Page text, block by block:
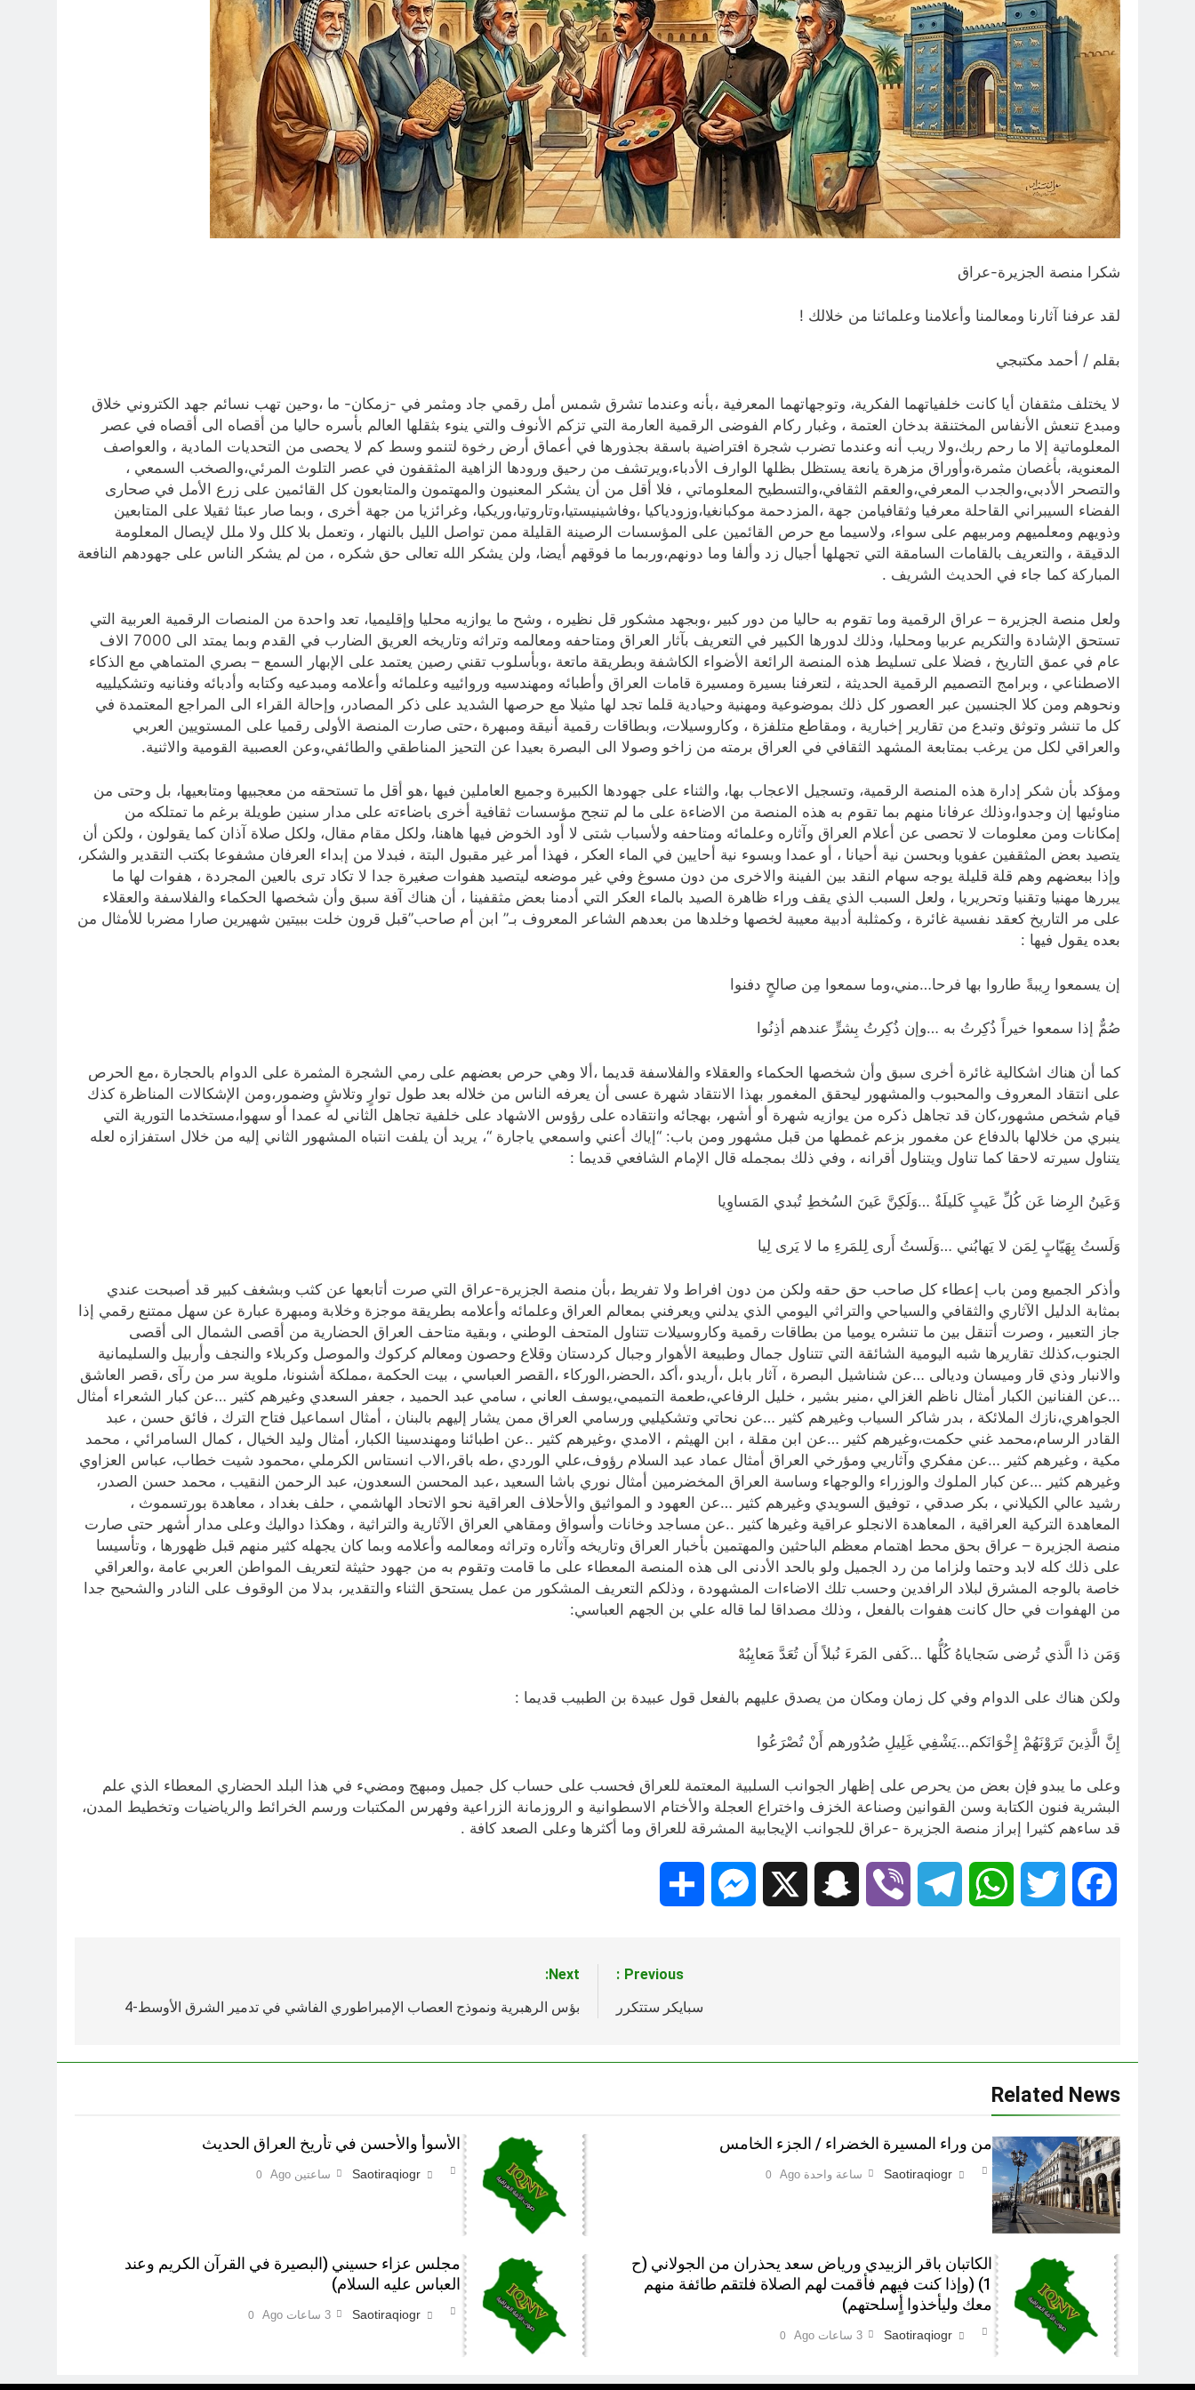
شكرا منصة الجزيرة-عراق
لقد عرفنا آثارنا ومعالمنا وأعلامنا وعلمائنا من خلالك !
بقلم / أحمد مكتبجي
لا يختلف مثقفان أيا كانت خلفياتهما الفكرية، وتوجهاتهما المعرفية ،بأنه وعندما تشرق شمس أمل رقمي جاد ومثمر في -زمكان- ما ،وحين تهب نسائم جهد الكتروني خلاق
ومبدع تنعش الأنفاس المختنقة بدخان العتمة ، وغبار ركام الفوضى الرقمية العارمة التي تزكم الأنوف والتي ينوء بثقلها العالم بأسره حاليا من أقصاه الى أقصاه في عصر
المعلوماتية إلا ما رحم ربك،ولا ريب أنه وعندما تضرب شجرة افتراضية باسقة بجذورها في أعماق أرض رخوة لتنمو وسط كم لا يحصى من التحديات المادية ، والعواصف
المعنوية، بأغصان مثمرة،وأوراق مزهرة يانعة يستظل بظلها الوارف الأدباء،ويرتشف من رحيق ورودها الزاهية المثقفون في عصر التلوث المرئي،والصخب السمعي ،
والتصحر الأدبي،والجدب المعرفي،والعقم الثقافي،والتسطيح المعلوماتي ، فلا أقل من أن يشكر المعنيون والمهتمون والمتابعون كل القائمين على زرع الأمل في صحارى
الفضاء السيبراني القاحلة معرفيا وثقافيامن جهة ،المزدحمة موكبانغيا،وزودياكيا ،وفاشينيستيا،وتاروتيا،وريكيا، وغرائزيا من جهة أخرى ، وبما صار عبئا ثقيلا على المتابعين
وذويهم ومعلميهم ومربيهم على سواء، ولاسيما مع حرص القائمين على المؤسسات الرصينة القليلة ممن تواصل الليل بالنهار ، وتعمل بلا كلل ولا ملل لإيصال المعلومة
الدقيقة ، والتعريف بالقامات السامقة التي تجهلها أجيال زد وألفا وما دونهم،وربما ما فوقهم أيضا، ولن يشكر الله تعالى حق شكره ، من لم يشكر الناس على جهودهم النافعة
المباركة كما جاء في الحديث الشريف .
ولعل منصة الجزيرة – عراق الرقمية وما تقوم به حاليا من دور كبير ،وبجهد مشكور قل نظيره ، وشح ما يوازيه محليا وإقليميا، تعد واحدة من المنصات الرقمية العربية التي
تستحق الإشادة والتكريم عربيا ومحليا، وذلك لدورها الكبير في التعريف بآثار العراق ومتاحفه ومعالمه وتراثه وتاريخه العريق الضارب في القدم وبما يمتد الى 7000 الاف
عام في عمق التاريخ ، فضلا على تسليط هذه المنصة الرائعة الأضواء الكاشفة وبطريقة ماتعة ،وبأسلوب تقني رصين يعتمد على الإبهار السمع – بصري المتماهي مع الذكاء
الاصطناعي ، وبرامج التصميم الرقمية الحديثة ، لتعرفنا بسيرة ومسيرة قامات العراق وأطبائه ومهندسيه وروائييه وعلمائه وأعلامه ومبدعيه وكتابه وأدبائه وفنانيه وتشكيلييه
ونحوهم ومن كلا الجنسين عبر العصور كل ذلك بموضوعية ومهنية وحيادية قلما تجد لها مثيلا مع حرصها الشديد على ذكر المصادر، وإحالة القراء الى المراجع المعتمدة في
كل ما تنشر وتوثق وتبدع من تقارير إخبارية ، ومقاطع متلفزة ، وكاروسيلات، وبطاقات رقمية أنيقة ومبهرة ،حتى صارت المنصة الأولى رقميا على المستويين العربي
والعراقي لكل من يرغب بمتابعة المشهد الثقافي في العراق برمته من زاخو وصولا الى البصرة بعيدا عن التحيز المناطقي والطائفي،وعن العصبية القومية والاثنية.
ومؤكد بأن شكر إدارة هذه المنصة الرقمية، وتسجيل الاعجاب بها، والثناء على جهودها الكبيرة وجميع العاملين فيها ،هو أقل ما تستحقه من معجبيها ومتابعيها، بل وحتى من
مناوئيها إن وجدوا،وذلك عرفانا منهم بما تقوم به هذه المنصة من الاضاءة على ما لم تنجح مؤسسات ثقافية أخرى باضاءته على مدار سنين طويلة برغم ما تمتلكه من
إمكانات ومن معلومات لا تحصى عن أعلام العراق وآثاره وعلمائه ومتاحفه ولأسباب شتى لا أود الخوض فيها هاهنا، ولكل مقام مقال، ولكل صلاة آذان كما يقولون ، ولكن أن
يتصيد بعض المثقفين عفويا وبحسن نية أحيانا ، أو عمدا وبسوء نية أحايين في الماء العكر ، فهذا أمر غير مقبول البتة ، فبدلا من إبداء العرفان مشفوعا بكتب التقدير والشكر،
وإذا ببعضهم وهم قلة قليلة يوجه سهام النقد بين الفينة والاخرى من دون مسوغ وفي غير موضعه ليتصيد هفوات صغيرة جدا لا تكاد ترى بالعين المجردة ، هفوات لها ما
يبررها مهنيا وتقنيا وتحريريا ، ولعل السبب الذي يقف وراء ظاهرة الصيد بالماء العكر التي أدمنا بعض مثقفينا ، أن هناك آفة سبق وأن شخصها الحكماء والفلاسفة والعقلاء
على مر التاريخ كعقد نفسية غائرة ، وكمثلبة أدبية معيبة لخصها وخلدها من بعدهم الشاعر المعروف بـ” ابن أم صاحب”قبل قرون خلت ببيتين شهيرين صارا مضربا للأمثال من
بعده يقول فيها :
إن يسمعوا رِيبةً طاروا بها فرحا…مني،وما سمعوا مِن صالحٍ دفنوا
صُمٌّ إذا سمعوا خيراً ذُكِرتُ به …وإن ذُكِرتُ بِشرٍّ عندهم أذِنُوا
كما أن هناك اشكالية غائرة أخرى سبق وأن شخصها الحكماء والعقلاء والفلاسفة قديما ،ألا وهي حرص بعضهم على رمي الشجرة المثمرة على الدوام بالحجارة ،مع الحرص
على انتقاد المعروف والمحبوب والمشهور ليحقق المغمور بهذا الانتقاد شهرة عسى أن يعرفه الناس من خلاله بعد طول توارٍ وتلاشٍ وضمور،ومن الإشكالات المناظرة كذك
قيام شخص مشهور،كان قد تجاهل ذكره من يوازيه شهرة أو أشهر، بهجائه وانتقاده على رؤوس الاشهاد على خلفية تجاهل الثاني له عمدا أو سهوا،مستخدما التورية التي
ينبري من خلالها بالدفاع عن مغمور بزعم غمطها من قبل مشهور ومن باب: “إياك أعني واسمعي ياجارة “، يريد أن يلفت انتباه المشهور الثاني إليه من خلال استفزازه لعله
يتناول سيرته لاحقا كما تناول ويتناول أقرانه ، وفي ذلك بمجمله قال الإمام الشافعي قديما :
وَعَينُ الرِضا عَن كُلِّ عَيبٍ كَليلَةٌ …وَلَكِنَّ عَينَ السُخطِ تُبدي المَساوِيا
وَلَستُ بِهَيّابٍ لِمَن لا يَهابُني …وَلَستُ أَرى لِلمَرءِ ما لا يَرى لِيا
وأذكر الجميع ومن باب إعطاء كل صاحب حق حقه ولكن من دون افراط ولا تفريط ،بأن منصة الجزيرة-عراق التي صرت أتابعها عن كثب وبشغف كبير قد أصبحت عندي
بمثابة الدليل الآثاري والثقافي والسياحي والتراثي اليومي الذي يدلني ويعرفني بمعالم العراق وعلمائه وأعلامه بطريقة موجزة وخلابة ومبهرة عبارة عن سهل ممتنع رقمي إذا
جاز التعبير ، وصرت أتنقل بين ما تنشره يوميا من بطاقات رقمية وكاروسيلات تتناول المتحف الوطني ، وبقية متاحف العراق الحضارية من أقصى الشمال الى أقصى
الجنوب،كذلك تقاريرها شبه اليومية الشائقة التي تتناول جمال وطبيعة الأهوار وجبال كردستان وقلاع وحصون ومعالم كركوك والموصل وكربلاء والنجف وأربيل والسليمانية
والانبار وذي قار وميسان وديالى …عن شناشيل البصرة ، آثار بابل ،أريدو ،أكد ،الحضر،الوركاء ،القصر العباسي ، بيت الحكمة ،مملكة أشنونا، ملوية سر من رآى ،قصر العاشق
…عن الفنانين الكبار أمثال ناظم الغزالي ،منير بشير ، خليل الرفاعي،طعمة التميمي،يوسف العاني ، سامي عبد الحميد ، جعفر السعدي وغيرهم كثير …عن كبار الشعراء أمثال
الجواهري،نازك الملائكة ، بدر شاكر السياب وغيرهم كثير …عن نحاتي وتشكيليي ورسامي العراق ممن يشار إليهم بالبنان ، أمثال اسماعيل فتاح الترك ، فائق حسن ، عبد
القادر الرسام،محمد غني حكمت،وغيرهم كثير …عن ابن مقلة ، ابن الهيثم ، الامدي ،وغيرهم كثير ..عن اطبائنا ومهندسينا الكبار، أمثال وليد الخيال ، كمال السامرائي ، محمد
مكية ، وغيرهم كثير …عن مفكري وآثاريي ومؤرخي العراق أمثال عماد عبد السلام رؤوف،علي الوردي ،طه باقر،الاب انستاس الكرملي ،محمود شيت خطاب، عباس العزاوي
وغيرهم كثير …عن كبار الملوك والوزراء والوجهاء وساسة العراق المخضرمين أمثال نوري باشا السعيد ،عبد المحسن السعدون، عبد الرحمن النقيب ، محمد حسن الصدر،
رشيد عالي الكيلاني ، بكر صدقي ، توفيق السويدي وغيرهم كثير …عن العهود و المواثيق والأحلاف العراقية نحو الاتحاد الهاشمي ، حلف بغداد ، معاهدة بورتسموث ،
المعاهدة التركية العراقية ، المعاهدة الانجلو عراقية وغيرها كثير ..عن مساجد وخانات وأسواق ومقاهي العراق الآثارية والتراثية ، وهكذا دواليك وعلى مدار أشهر حتى صارت
منصة الجزيرة – عراق بحق محط اهتمام معظم الباحثين والمهتمين بأخبار العراق وتاريخه وآثاره وتراثه ومعالمه وأعلامه وبما كان يجهله كثير منهم قبل ظهورها ، وتأسيسا
على ذلك كله لابد وحتما ولزاما من رد الجميل ولو بالحد الأدنى الى هذه المنصة المعطاء على ما قامت وتقوم به من جهود حثيثة لتعريف المواطن العربي عامة ،والعراقي
خاصة بالوجه المشرق لبلاد الرافدين وحسب تلك الاضاءات المشهودة ، وذلكم التعريف المشكور من عمل يستحق الثناء والتقدير، بدلا من الوقوف على النادر والشحيح جدا
من الهفوات في حال كانت هفوات بالفعل ، وذلك مصداقا لما قاله علي بن الجهم العباسي:
وَمَن ذا الَّذي تُرضى سَجاياهُ كُلُّها …كَفى المَرءَ نُبلاً أَن تُعَدَّ مَعايِبُهْ
ولكن هناك على الدوام وفي كل زمان ومكان من يصدق عليهم بالفعل قول عبيدة بن الطبيب قديما :
إِنَّ الَّذِينَ تَرَوْنَهُمْ إِخْوَانَكم…يَشْفِي غَلِيلِ صُدُورهم أَنْ تُصْرَعُوا
وعلى ما يبدو فإن بعض من يحرص على إظهار الجوانب السلبية المعتمة للعراق فحسب على حساب كل جميل ومبهج ومضيء في هذا البلد الحضاري المعطاء الذي علم
البشرية فنون الكتابة وسن القوانين وصناعة الخزف واختراع العجلة والأختام الاسطوانية و الروزمانة الزراعية وفهرس المكتبات ورسم الخرائط والرياضيات وتخطيط المدن،
قد ساءهم كثيرا إبراز منصة الجزيرة -عراق للجوانب الإيجابية المشرقة للعراق وما أكثرها وعلى الصعد كافة .
Facebook
Twitter
WhatsApp
Telegram
Viber
Snapchat
Messenger
Previous:
سبايكر ستتكرر
Next:
بؤس الرهبرية ونموذج العصاب الإمبراطوري الفاشي في تدمير الشرق الأوسط-4
Related News
من وراء المسيرة الخضراء / الجزء الخامس
Saotiraqiogr ساعة واحدة Ago 0
الأسوأ والأحسن في تأريخ العراق الحديث
Saotiraqiogr ساعتين Ago 0
الكاتبان باقر الزبيدي ورياض سعد يحذران من الجولاني (ح
1) (وإذا كنت فيهم فأقمت لهم الصلاة فلتقم طائفة منهم
معك وليأخذوا أٍسلحتهم)
Saotiraqiogr 3 ساعات Ago 0
مجلس عزاء حسيني (البصيرة في القرآن الكريم وعند
العباس عليه السلام)
Saotiraqiogr 3 ساعات Ago 0